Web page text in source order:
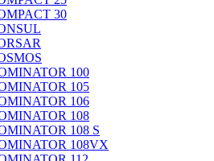
30
100
105
106
108
108 S
108VX